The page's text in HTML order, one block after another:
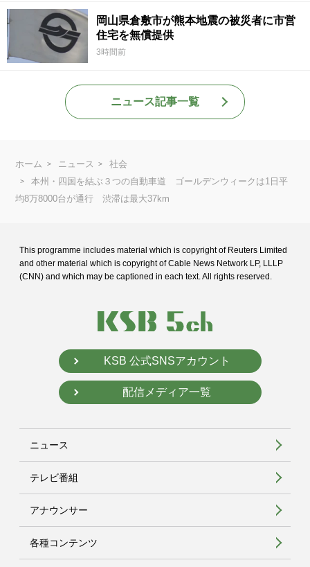
岡山県倉敷市が熊本地震の被災者に市営
住宅を無償提供
3時間前
ニュース記事一覧
ホーム ニュース
社会
本州・四国を結ぶ３つの自動車道 ゴールデンウィークは1日平
均8万8000台が通行 渋滞は最大37km
This programme includes material which is copyright of Reuters Limited
and other material which is copyright of Cable News Network LP, LLLP
(CNN) and which may be captioned in each text. All rights reserved.
KSB 公式SNSアカウント
配信メディア一覧
ニュース
テレビ番組
アナウンサー
各種コンテンツ